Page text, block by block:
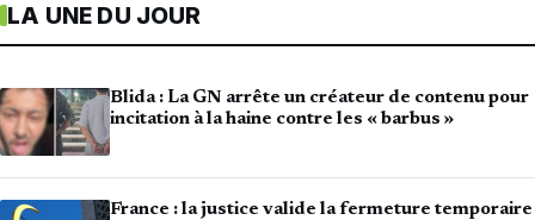
LA UNE DU JOUR
Blida : La GN arrête un créateur de contenu pour
incitation à la haine contre les « barbus »
France : la justice valide la fermeture temporaire